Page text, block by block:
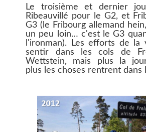
Le troisième et dernier
Ribeauvillé pour le G2, et
G3 (le Fribourg allemand
un peu loin… c'est le G3
l'ironman). Les efforts de la
sentir dans les cols de
Wettstein, mais plus la
plus les choses rentrent dans